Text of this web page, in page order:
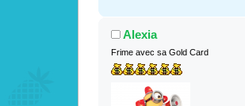
Alexia
Frime avec sa Gold Card